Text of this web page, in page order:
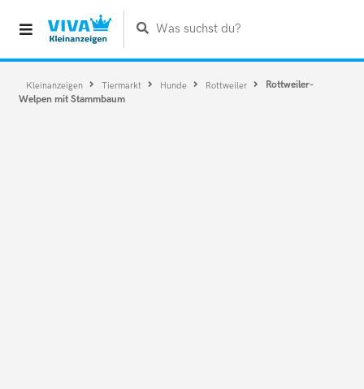
Was suchst du?
Kleinanzeigen Tiermarkt Hunde Rottweiler
Rottweiler-
Welpen mit Stammbaum